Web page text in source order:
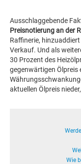
Ausschlaggebende
Preisnotierung an der
Raffinerie,
Verkauf. Und als
30 Prozent des
gegenwärtigen Ölpreis
aktuellen Ölpreis
Wie